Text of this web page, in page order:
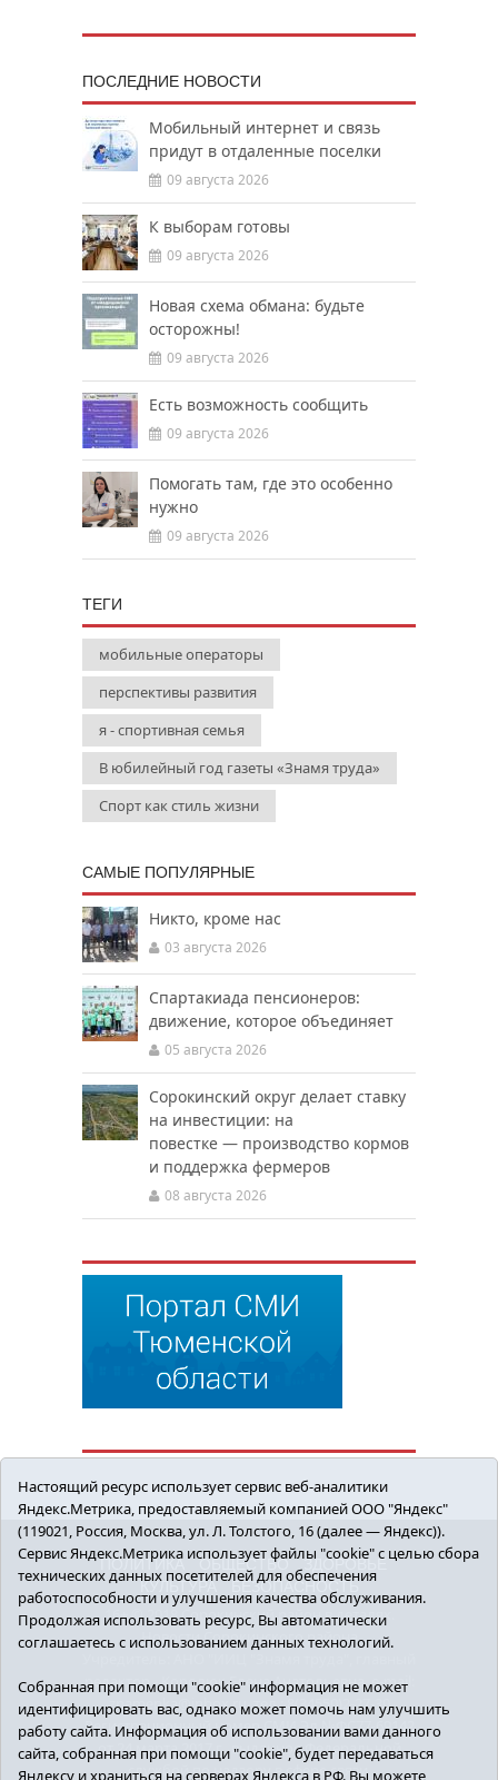
ПОСЛЕДНИЕ НОВОСТИ
Мобильный интернет и связь
придут в отдаленные поселки
09 августа 2026
К выборам готовы
09 августа 2026
Новая схема обмана: будьте
осторожны!
09 августа 2026
Есть возможность сообщить
09 августа 2026
Помогать там, где это особенно
нужно
09 августа 2026
ТЕГИ
мобильные операторы
перспективы развития
я - спортивная семья
В юбилейный год газеты «Знамя труда»
Спорт как стиль жизни
САМЫЕ ПОПУЛЯРНЫЕ
Никто, кроме нас
03 августа 2026
Спартакиада пенсионеров:
движение, которое объединяет
05 августа 2026
Сорокинский округ делает ставку
на инвестиции: на
повестке — производство кормов
и поддержка фермеров
08 августа 2026
ПОЛИТИКА ОБЩЕСТВО
ЗДОРОВЬЕ
КУЛЬТУРА
БЕЗОПАСНОСТЬ
16+ © 2018 Сорокинский район в деталях.
Новости Сорокинского района
редактор - Королюк Елена Анатольевна, e-mail:
znamenka@inbox.ru, тел.: 8(34550)2-27-30
Регистрационный номер СМИ Эл №ФС77-69142
от 24 марта 2017 г., выданное Федеральной
службой по надзору в сфере связи,
Настоящий ресурс использует сервис веб-аналитики
Яндекс.Метрика, предоставляемый компанией ООО "Яндекс"
(119021, Россия, Москва, ул. Л. Толстого, 16 (далее — Яндекс)).
Сервис Яндекс.Метрика использует файлы "cookie" с целью сбора
технических данных посетителей для обеспечения
работоспособности и улучшения качества обслуживания.
Продолжая использовать ресурс, Вы автоматически
соглашаетесь с использованием данных технологий.
Собранная при помощи "cookie" информация не может
идентифицировать вас, однако может помочь нам улучшить
работу сайта. Информация об использовании вами данного
сайта, собранная при помощи "cookie", будет передаваться
Яндексу и храниться на серверах Яндекса в РФ. Вы можете